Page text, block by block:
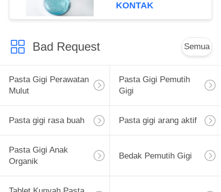
KONTAK
Bad Request Semua
Pasta Gigi Perawatan
Mulut
Pasta Gigi Pemutih
Gigi
Pasta gigi rasa buah Pasta gigi arang aktif
Pasta Gigi Anak
Organik
Bedak Pemutih Gigi